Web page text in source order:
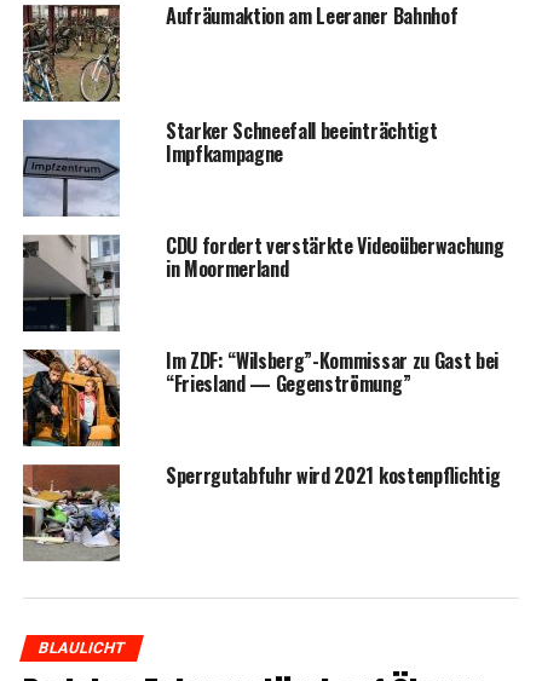
Auf­räum­ak­ti­on am Leera­ner Bahnhof
Star­ker Schnee­fall beein­träch­tigt
Impfkampagne
CDU for­dert ver­stärk­te Video­über­wa­chung
in Moormerland
Im ZDF: “Wilsberg”-Kommissar zu Gast bei
“Fries­land — Gegenströmung”
Sperr­gut­ab­fuhr wird 2021 kostenpflichtig
BLAULICHT